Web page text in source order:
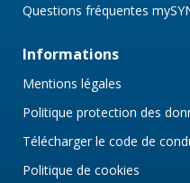
Questions fréquentes
Informations
Mentions légales
Politique protection des
Télécharger le code de
Politique de cookies